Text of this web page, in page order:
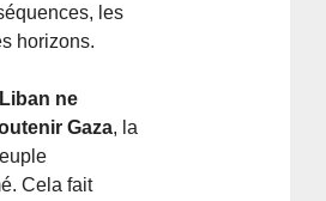
les
horizons.
ne
Gaza, la
Cela fait